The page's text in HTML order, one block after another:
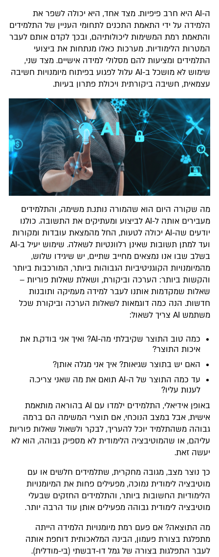
ה-AI היא חרב פיפיות. מצד אחד, היא יכולה לשפר את
הלמידה על ידי התאמת התכנים לתחומי העניין של התלמידים
והתאמת רמת המשימות ליכולותיהם, ובכך לקדם אותם לעבר
המטרות הלימודיות. מערכות כאלו מנתחות את ביצועי
התלמידים ומציעות להם מסלולי למידה אישיים. מצד שני,
שימוש לא מושכל ב-AI עלול לפגוע בפיתוח מיומנויות חשיבה
עצמאית, חשיבה ביקורתית ויכולת פתרון בעיות.​
מה שקורה היום הוא שהמורה נותנ.ת משימה, והתלמידים
מעבירים אותה ל-AI לביצוע ומעתיקים את התשובה. כולנו
יודעים שה-AI יכולה לטעות, החל מהמצאת עובדות ומקורות
ועד למתן תשובות שאינן רלוונטיות לשאלה. שימוש יעיל ב-AI
בשלב שבו אנו נמצאים מחייב שתיים, יש שיגידו שלוש,
מהמיומנויות הקוגניטיביות הגבוהות ביותר, המורכבות ביותר
והקשות ביותר: הערכה וביקורת, ושאלת שאלות פוריות –
שאלות שמקדמות אותנו לעבר למידה מעמיקה ותובנות
חדשות. הנה כמה דוגמאות לשאלות הערכה וביקורת שכל
משתמש AI צריך לשאול:​
כמה טוב התוצר שקיבלתי מה-AI? ואיך אני בודק.ת את
איכות התוצר?​
האם יש בתוצר שגיאות? איך אני מגלה אותן?​
עד כמה התוצר של ה-AI תואם את מה שאני צריכ.ה
לענות עליו?​
באופן אידיאלי, התלמידים ילמדו עם AI בהוראה מותאמת
אישית, אבל במצב הנוכחי, אם תוצרי המשימה הם ברמה
גבוהה משהתלמיד יוכל להעריך, לבקר ולשאול שאלות פוריות
עליהם, או שהמוטיבציה הלימודית לא מספיק גבוהה, הוא לא
יעשה זאת.
כך נוצר מצב, מגובה מחקרית, שתלמידים חלשים או עם
מוטיבציה לימודית נמוכה, מפעילים פחות את המיומנויות
הלימודיות החשובות ביותר, והתלמידים החזקים שבעלי
מוטיבציה לימודית גבוהה מפעילים אותן עוד הרבה יותר.
מה התוצאה? אם פעם רמת מיומנויות הלמידה הייתה
מתפלגת בצורת פעמון, הבינה המלאכותית דוחפת אותה
לעבר התפלגות בצורה של גמל דו-דבשתי (בי-מודלית).